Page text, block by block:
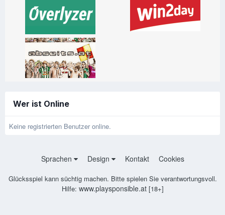
Wer ist Online
Keine registrierten Benutzer online.
Sprachen Design Kontakt Cookies
Glücksspiel kann süchtig machen. Bitte spielen Sie verantwortungsvoll.
Hilfe: www.playsponsible.at[18+]